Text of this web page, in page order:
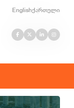
Englishქართული